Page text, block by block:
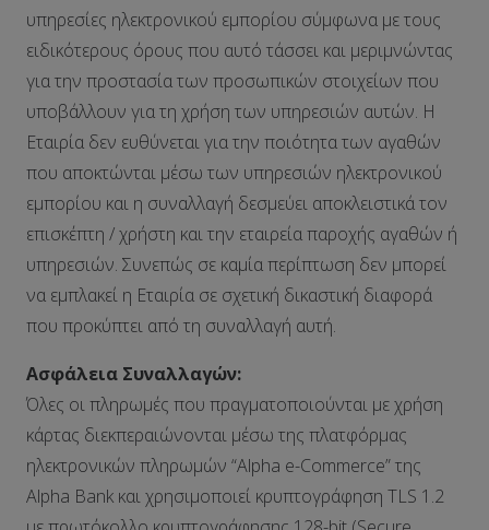
υπηρεσίες ηλεκτρονικού εμπορίου σύμφωνα με τους
ειδικότερους όρους που αυτό τάσσει και μεριμνώντας
για την προστασία των προσωπικών στοιχείων που
υποβάλλουν για τη χρήση των υπηρεσιών αυτών. Η
Εταιρία δεν ευθύνεται για την ποιότητα των αγαθών
που αποκτώνται μέσω των υπηρεσιών ηλεκτρονικού
εμπορίου και η συναλλαγή δεσμεύει αποκλειστικά τον
επισκέπτη / χρήστη και την εταιρεία παροχής αγαθών ή
υπηρεσιών. Συνεπώς σε καμία περίπτωση δεν μπορεί
να εμπλακεί η Εταιρία σε σχετική δικαστική διαφορά
που προκύπτει από τη συναλλαγή αυτή.
Ασφάλεια Συναλλαγών:
Όλες οι πληρωμές που πραγματοποιούνται με χρήση
κάρτας διεκπεραιώνονται μέσω της πλατφόρμας
ηλεκτρονικών πληρωμών “Alpha e-Commerce” της
Alpha Bank και χρησιμοποιεί κρυπτογράφηση TLS 1.2